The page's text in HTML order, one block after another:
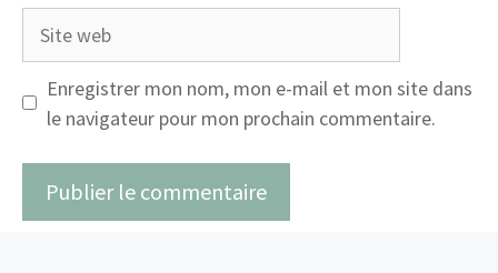
Site
Enregistrer mon nom, mon e-mail et mon site dans
le navigateur pour mon prochain commentaire.